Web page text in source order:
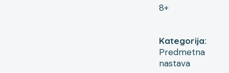
8+
Kategorija:
Predmetna
nastava